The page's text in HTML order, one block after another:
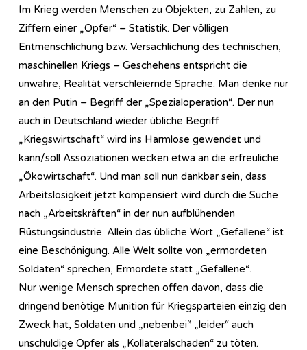
Im Krieg werden Menschen zu Objekten, zu Zahlen, zu
Ziffern einer „Opfer“ – Statistik. Der völligen
Entmenschlichung bzw. Versachlichung des technischen,
maschinellen Kriegs – Geschehens entspricht die
unwahre, Realität verschleiernde Sprache. Man denke nur
an den Putin – Begriff der „Spezialoperation“. Der nun
auch in Deutschland wieder übliche Begriff
„Kriegswirtschaft“ wird ins Harmlose gewendet und
kann/soll Assoziationen wecken etwa an die erfreuliche
„Ökowirtschaft“. Und man soll nun dankbar sein, dass
Arbeitslosigkeit jetzt kompensiert wird durch die Suche
nach „Arbeitskräften“ in der nun aufblühenden
Rüstungsindustrie. Allein das übliche Wort „Gefallene“ ist
eine Beschönigung. Alle Welt sollte von „ermordeten
Soldaten“ sprechen, Ermordete statt „Gefallene“.
Nur wenige Mensch sprechen offen davon, dass die
dringend benötige Munition für Kriegsparteien einzig den
Zweck hat, Soldaten und „nebenbei“ „leider“ auch
unschuldige Opfer als „Kollateralschaden“ zu töten.